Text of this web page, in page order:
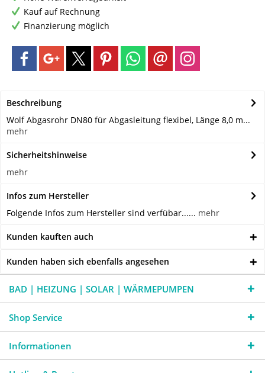
Kauf auf Rechnung
Finanzierung möglich
Beschreibung
Wolf Abgasrohr DN80 für Abgasleitung flexibel, Länge 8,0 m...
mehr
Sicherheitshinweise
mehr
Infos zum Hersteller
Folgende Infos zum Hersteller sind verfübar...... mehr
Kunden kauften auch
Kunden haben sich ebenfalls angesehen
BAD | HEIZUNG | SOLAR | WÄRMEPUMPEN
Shop Service
Informationen